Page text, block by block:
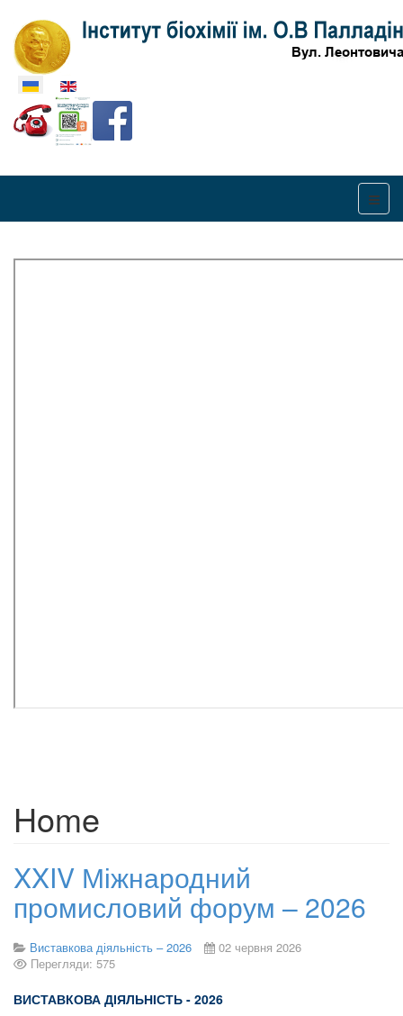
Оберіть свою мову
Home
XXIV Міжнародний
промисловий форум – 2026
Виставкова діяльність – 2026
02 червня 2026
Перегляди: 575
ВИСТАВКОВА ДІЯЛЬНІСТЬ - 2026